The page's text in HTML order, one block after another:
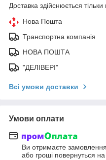
Доставка здійснюється
Нова Пошта
Транспортна компанія
НОВА ПОШТА
"ДЕЛІВЕРІ"
Всі умови доставки
Умови оплати
Ви отримаєте замовлення
або гроші повернуться